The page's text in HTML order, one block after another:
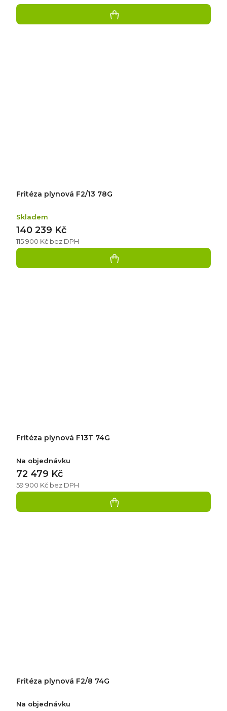
Fritéza plynová F2/13 78G
Skladem
115 900 Kč bez DPH
140 239 Kč
Fritéza plynová F13T 74G
Na objednávku
59 900 Kč bez DPH
72 479 Kč
Fritéza plynová F2/8 74G
Na objednávku